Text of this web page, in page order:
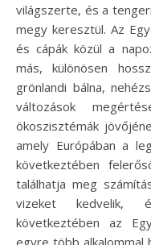
világszerte, és a
megy keresztül. Az
és cápák közül a
más, különösen
grönlandi bálna,
változások
ökoszisztémák
amely Európában a
következtében
találhatja meg
vizeket kedvelik,
következtében az
egyre több alkalommal